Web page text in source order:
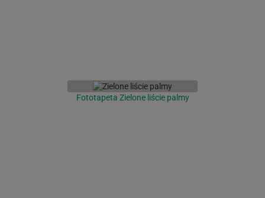
Fototapeta Zielone liście palmy